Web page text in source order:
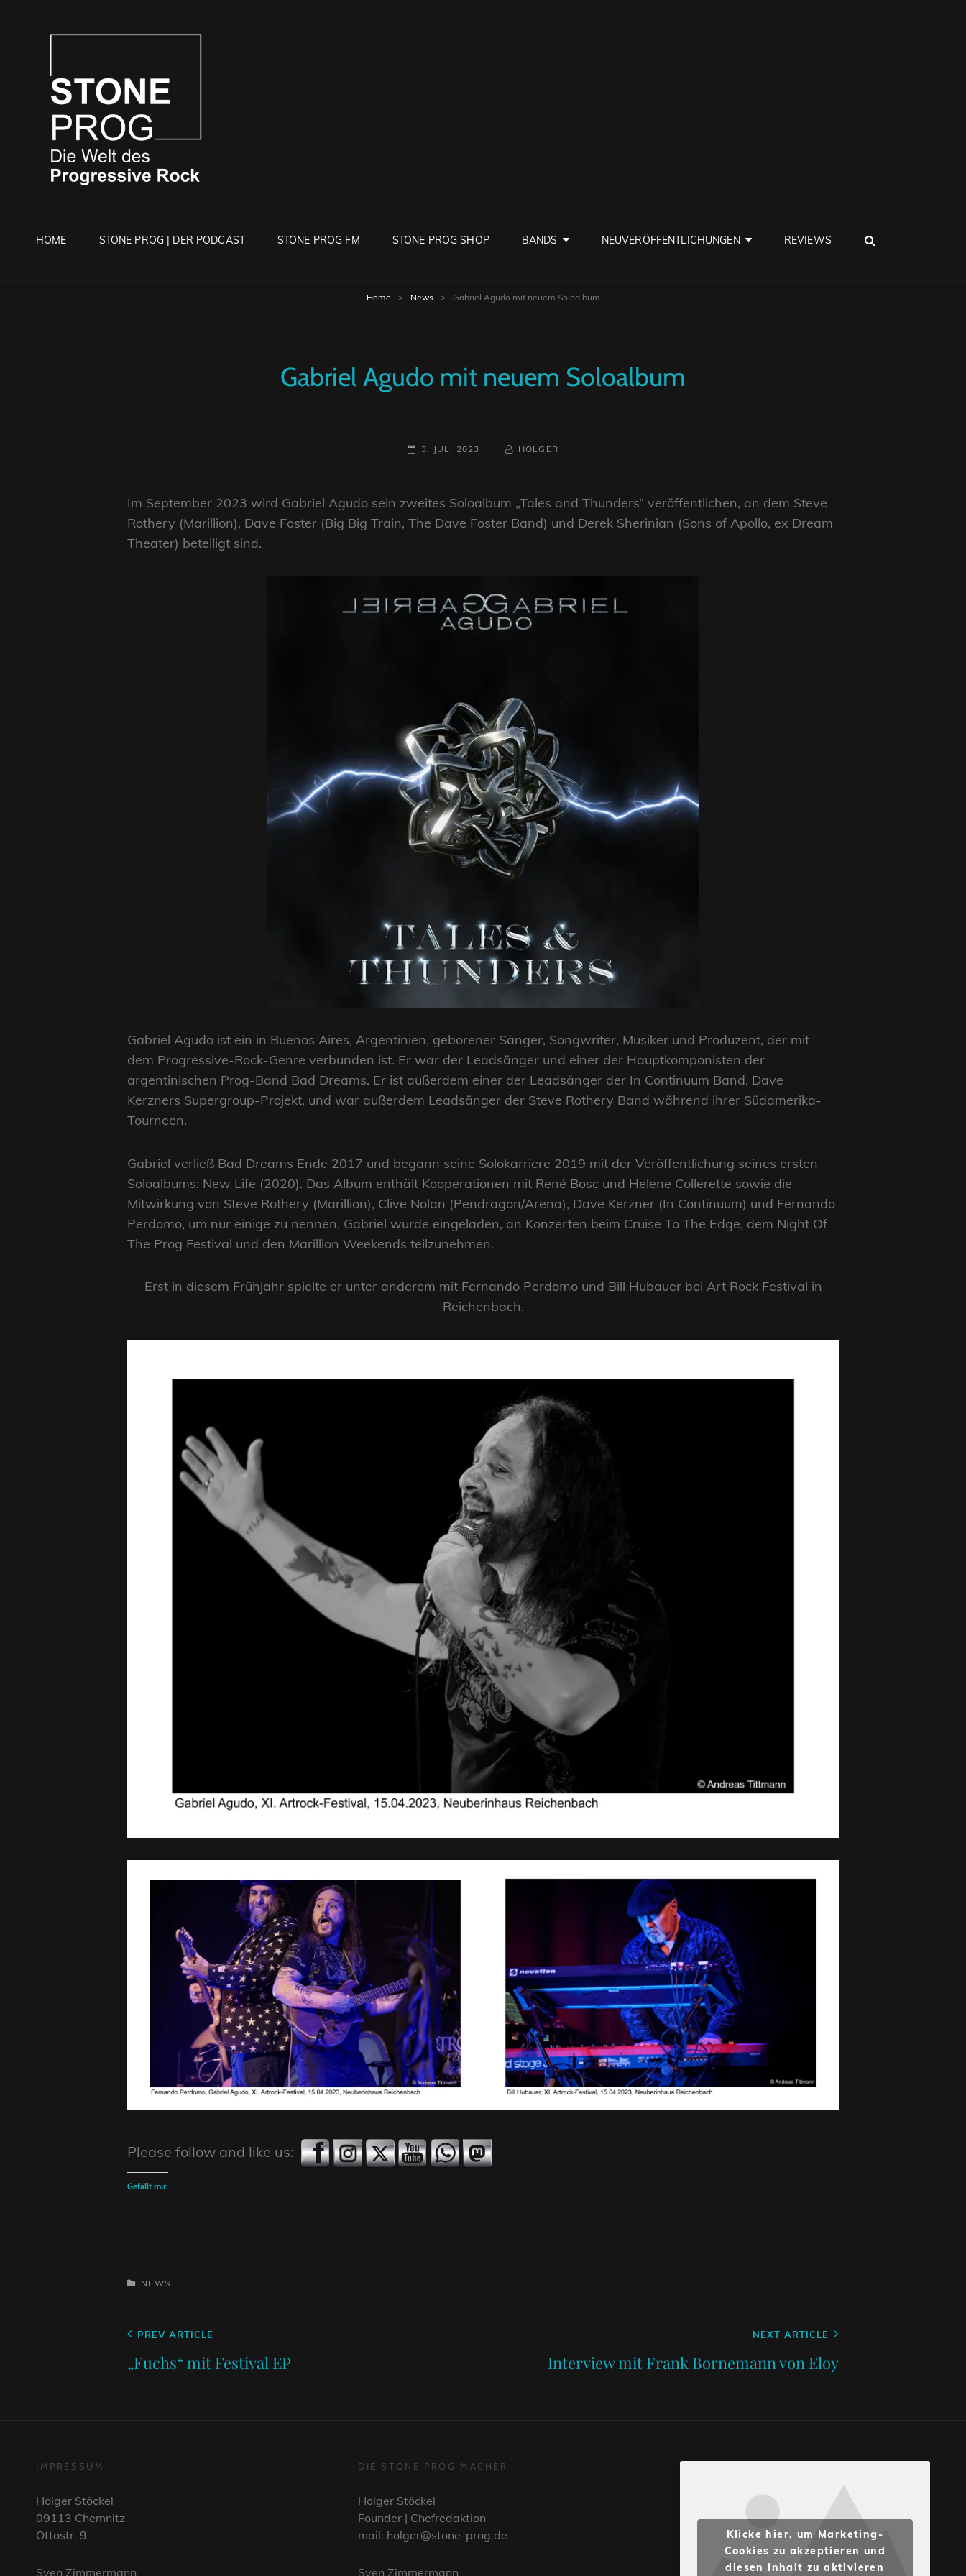
HOME STONE PROG | DER PODCAST STONE PROG FM STONE PROG SHOP BANDS NEUVERÖFFENTLICHUNGEN REVIEWS
Home > News > Gabriel Agudo mit neuem Soloalbum
Gabriel Agudo mit neuem Soloalbum
POSTED-
3. JULI 2023
BY
BYLINE
HOLGER
Im September 2023 wird Gabriel Agudo sein zweites Soloalbum „Tales and Thunders“ veröffentlichen, an dem Steve
Rothery (Marillion), Dave Foster (Big Big Train, The Dave Foster Band) und Derek Sherinian (Sons of Apollo, ex Dream
Theater) beteiligt sind.
Gabriel Agudo ist ein in Buenos Aires, Argentinien, geborener Sänger, Songwriter, Musiker und Produzent, der mit
dem Progressive-Rock-Genre verbunden ist. Er war der Leadsänger und einer der Hauptkomponisten der
argentinischen Prog-Band Bad Dreams. Er ist außerdem einer der Leadsänger der In Continuum Band, Dave
Kerzners Supergroup-Projekt, und war außerdem Leadsänger der Steve Rothery Band während ihrer Südamerika-
Tourneen.
Gabriel verließ Bad Dreams Ende 2017 und begann seine Solokarriere 2019 mit der Veröffentlichung seines ersten
Soloalbums: New Life (2020). Das Album enthält Kooperationen mit René Bosc und Helene Collerette sowie die
Mitwirkung von Steve Rothery (Marillion), Clive Nolan (Pendragon/Arena), Dave Kerzner (In Continuum) und Fernando
Perdomo, um nur einige zu nennen. Gabriel wurde eingeladen, an Konzerten beim Cruise To The Edge, dem Night Of
The Prog Festival und den Marillion Weekends teilzunehmen.
Erst in diesem Frühjahr spielte er unter anderem mit Fernando Perdomo und Bill Hubauer bei Art Rock Festival in
Reichenbach.
Please follow and like us:
Gefällt mir:
CATEGORIES
NEWS
Beitragsnavigation
Previous
Post
PREV ARTICLE
„Fuchs“ mit Festival EP
NEXT ARTICLE
Interview mit Frank Bornemann von Eloy
IMPRESSUM
Holger Stöckel
09113 Chemnitz
Ottostr. 9
Sven Zimmermann
DIE STONE PROG MACHER
Holger Stöckel
Founder | Chefredaktion
mail: holger@stone-prog.de
Sven Zimmermann
Klicke hier, um Marketing-
Cookies zu akzeptieren und
diesen Inhalt zu aktivieren